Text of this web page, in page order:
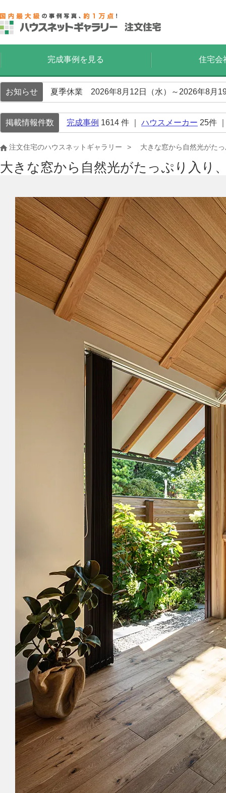
完成事例を見る 住宅会
お知らせ 夏季休業 2026年8月12日（水）～2026年8月
掲載情報件数 完成事例 1614 件 ｜ ハウスメーカー 25件
注文住宅のハウスネットギャラリー 大きな窓から自然光がた
大きな窓から自然光がたっぷり入り